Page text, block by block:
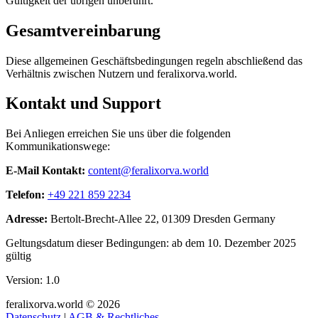
Gesamtvereinbarung
Diese allgemeinen Geschäftsbedingungen regeln abschließend das
Verhältnis zwischen Nutzern und feralixorva.world.
Kontakt und Support
Bei Anliegen erreichen Sie uns über die folgenden
Kommunikationswege:
E-Mail Kontakt: content@feralixorva.world
Telefon: +49 221 859 2234
Adresse: Bertolt-Brecht-Allee 22, 01309 Dresden Germany
Geltungsdatum dieser Bedingungen: ab dem 10. Dezember 2025
gültig
Version: 1.0
feralixorva.world © 2026